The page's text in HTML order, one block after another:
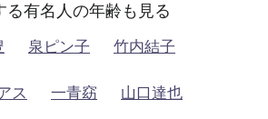
る有名人の年齢も見る
泉ピン子 竹内結子
ス 一青窈 山口達也